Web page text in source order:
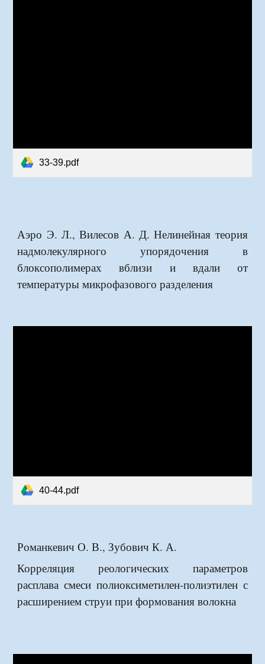
33-39.pdf
Аэро Э. Л., Вилесов А. Д. Нелинейная теория
надмолекулярного упорядочения в
блоксополимерах вблизи и вдали от
температуры микрофазового разделения
40-44.pdf
Романкевич О. В., Зубович К. А.
Корреляция реологических параметров
расплава смеси полиоксиметилен-полиэтилен с
расширением струи при формования волокна